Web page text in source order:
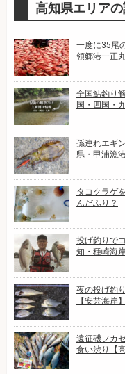
高知県エリア
一度に35尾
領郷港一正丸
全国鮎釣り
国・四国・九
孫連れエギ
県・甲浦漁港
タコクラゲ
んだふり？
投げ釣りで
知・種崎海岸
夜の投げ釣
【安芸海岸】
遠征磯フカ
食い渋り【高